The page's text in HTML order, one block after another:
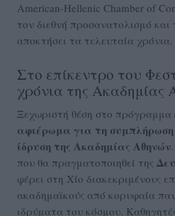
American-Hellenic Chamber of
τον διεθνή προσανατολισμό και
αποκτήσει τα τελευταία χρόνια.
Στο επίκεντρο του
χρόνια της Ακαδημίας
Ξεχωριστή θέση στο πρόγραμμα
αφιέρωμα για τη
ίδρυση της Ακαδημίας Αθηνών
που θα πραγματοποιηθεί της
φέρει στη Χίο διακεκριμένους
ακαδημαϊκούς από κορυφαία
ιδρύματα του κόσμου.